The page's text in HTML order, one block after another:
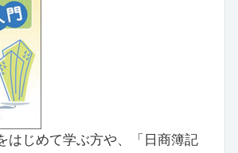
はじめて学ぶ方や、「日商簿記